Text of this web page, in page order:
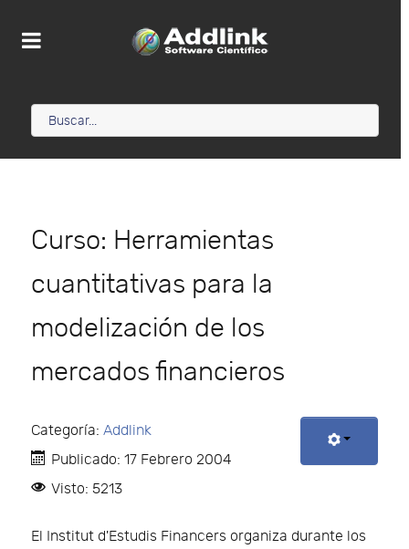
Curso: Herramientas
cuantitativas para la
modelización de los
mercados financieros
Categoría: Addlink
Publicado: 17 Febrero 2004
Visto: 5213
El Institut d'Estudis Financers organiza durante los